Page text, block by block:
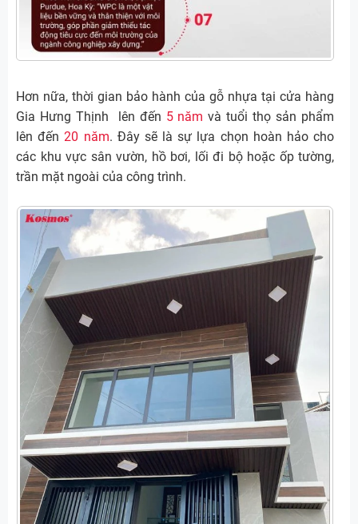
Hơn nữa, thời gian bảo hành của gỗ nhựa tại cửa hàng
Gia Hưng Thịnh lên đến 5 năm và tuổi thọ sản phẩm
lên đến20 năm. Đây sẽ là sự lựa chọn hoàn hảo cho
các khu vực sân vườn, hồ bơi, lối đi bộ hoặc ốp tường,
trần mặt ngoài của công trình.